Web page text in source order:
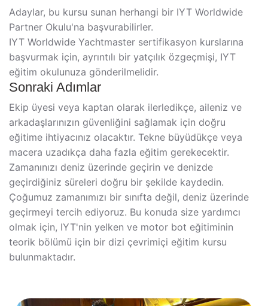
Adaylar, bu kursu sunan herhangi bir IYT Worldwide
Partner Okulu'na başvurabilirler.
IYT Worldwide Yachtmaster sertifikasyon kurslarına
başvurmak için, ayrıntılı bir yatçılık özgeçmişi, IYT
eğitim okulunuza gönderilmelidir.
Sonraki Adımlar
Ekip üyesi veya kaptan olarak ilerledikçe, aileniz ve
arkadaşlarınızın güvenliğini sağlamak için doğru
eğitime ihtiyacınız olacaktır. Tekne büyüdükçe veya
macera uzadıkça daha fazla eğitim gerekecektir.
Zamanınızı deniz üzerinde geçirin ve denizde
geçirdiğiniz süreleri doğru bir şekilde kaydedin.
Çoğumuz zamanımızı bir sınıfta değil, deniz üzerinde
geçirmeyi tercih ediyoruz. Bu konuda size yardımcı
olmak için, IYT'nin yelken ve motor bot eğitiminin
teorik bölümü için bir dizi çevrimiçi eğitim kursu
bulunmaktadır.